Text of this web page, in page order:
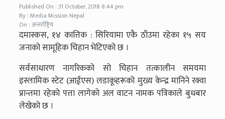
Published On : 31 October, 2018 8:44 pm
By : Media Mission Nepal
On : अन्तर्राष्ट्रिय
दमास्कस, १४ कात्तिक : सिरियामा एकै ठाँउमा रहेका १५ सय
जनाको सामूहिक चिहान भेटिएको छ ।
सर्वसाधारण नागरिकको सो चिहान तत्कालीन समयमा
इस्लामिक स्टेट (आईएस) लडाकूहरूको मुख्य केन्द्र मानिने रक्वा
प्रान्तमा रहेको पत्ता लागेको अल वाटन नामक पत्रिकाले बुधबार
लेखेको छ ।